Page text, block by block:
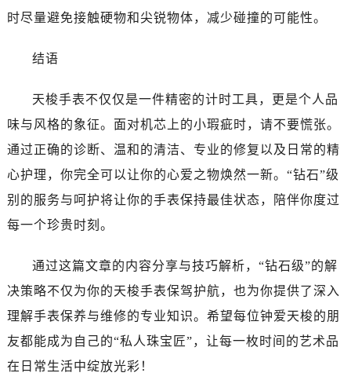
时尽量避免接触硬物和尖锐物体，减少碰撞的可能性。
结语
天梭手表不仅仅是一件精密的计时工具，更是个人品
味与风格的象征。面对机芯上的小瑕疵时，请不要慌张。
通过正确的诊断、温和的清洁、专业的修复以及日常的精
心护理，你完全可以让你的心爱之物焕然一新。“钻石”级
别的服务与呵护将让你的手表保持最佳状态，陪伴你度过
每一个珍贵时刻。
通过这篇文章的内容分享与技巧解析，“钻石级”的解
决策略不仅为你的天梭手表保驾护航，也为你提供了深入
理解手表保养与维修的专业知识。希望每位钟爱天梭的朋
友都能成为自己的“私人珠宝匠”，让每一枚时间的艺术品
在日常生活中绽放光彩！